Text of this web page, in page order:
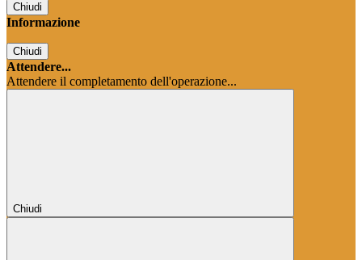
Chiudi
Informazione
Chiudi
Attendere...
Attendere il completamento dell'operazione...
Chiudi